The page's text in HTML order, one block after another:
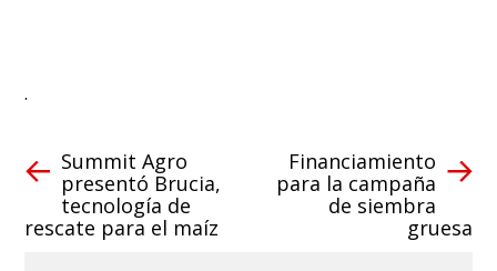
.
Summit Agro
presentó Brucia,
tecnología de
rescate para el maíz
Financiamiento
para la campaña
de siembra
gruesa